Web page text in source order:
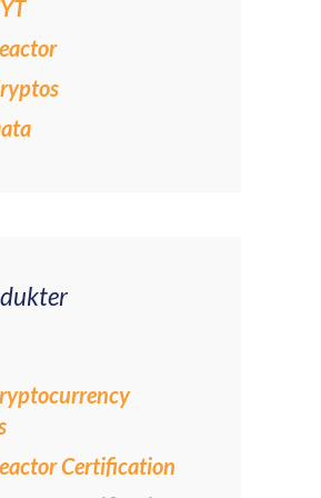
Certification